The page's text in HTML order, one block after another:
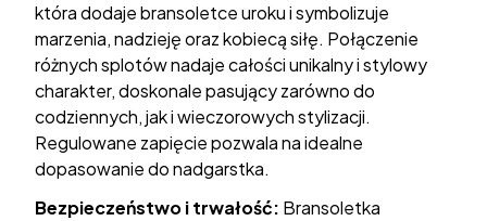
która dodaje bransoletce uroku i symbolizuje
marzenia, nadzieję oraz kobiecą siłę. Połączenie
różnych splotów nadaje całości unikalny i stylowy
charakter, doskonale pasujący zarówno do
codziennych, jak i wieczorowych stylizacji.
Regulowane zapięcie pozwala na idealne
dopasowanie do nadgarstka.
Bezpieczeństwo i trwałość: Bransoletka